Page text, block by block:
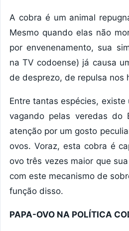
A cobra é um animal
Mesmo quando elas não
por envenenamento, sua
na TV codoense) já causa
de desprezo, de repulsa nos
Entre tantas espécies, existe
vagando pelas veredas do
atenção por um gosto
ovos. Voraz, esta cobra é
ovo três vezes maior que
com este mecanismo de
função disso.
PAPA-OVO NA POLÍTICA